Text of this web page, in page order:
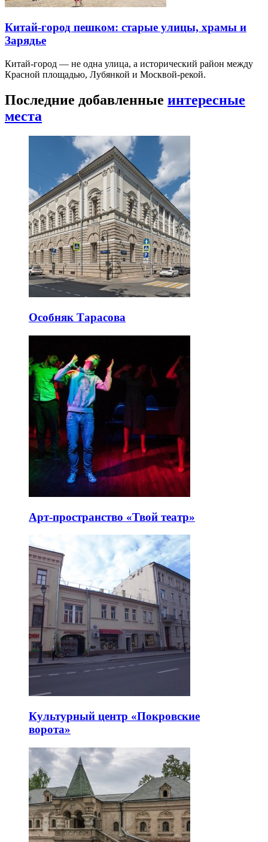
Китай-город пешком: старые улицы, храмы и
Зарядье
Китай-город — не одна улица, а исторический район между
Красной площадью, Лубянкой и Москвой-рекой.
Последние добавленные интересные
места
Особняк Тарасова
Арт-пространство «Твой театр»
Культурный центр «Покровские
ворота»